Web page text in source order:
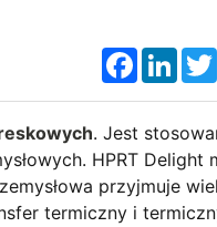
Facebook
. Jest
HPRT Delight
przyjmuje
termiczny i